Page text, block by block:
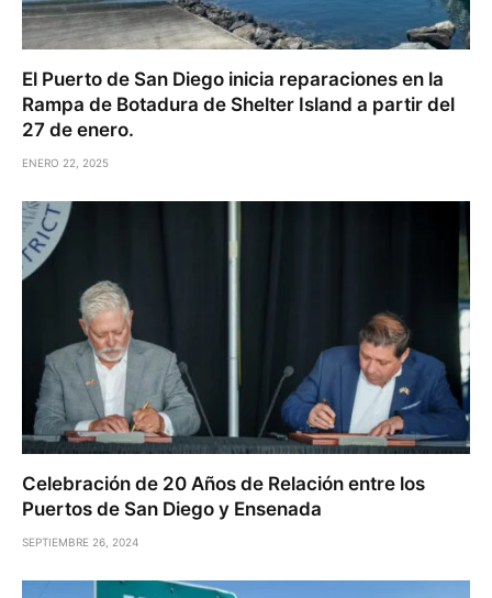
El Puerto de San Diego inicia reparaciones en la
Rampa de Botadura de Shelter Island a partir del
27 de enero.
ENERO 22, 2025
Celebración de 20 Años de Relación entre los
Puertos de San Diego y Ensenada
SEPTIEMBRE 26, 2024